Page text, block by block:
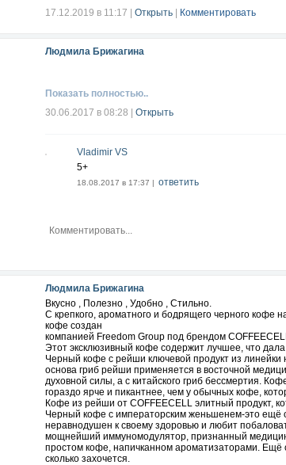
12. Кто пьет, тот не знает о вреде вина кто не пьет,
14. Красивые цветы хороших плодов не приносят.
16. Когда есть любовь, язвы от оспы так же красивы,
19. Если проблему можно решить, то не стоит о ней
20. Когда рисуешь ветвь, нужно слышать дыхание
22. Сделай всё, что сможешь, а в остальном
25. Победа достаётся тому, кто вытерпит на
26. Бывает, что лист тонет, а камень плывёт.
27. В улыбающееся лицо стрелу не пускают.
28. Холодный чай и холодный рис терпимы, но
29. В десять лет чудо, в двадцать гений, а после
30. Подумав решайся, а решившись не думай.
31. Спросить стыдно на минуту, а не знать стыд на
32. Совершенная ваза никогда не выходила из рук
17.12.2019 в 11:17
Открыть Комментировать
Людмила Брижагина
Показать полностью..
30.06.2017 в 08:28
Открыть
Vladimir VS
5+
18.08.2017 в 17:37 | ответить
Людмила Брижагина
Вкусно , Полезно , Удобно , Стильно.
С крепкого, ароматного и бодрящего черного
кофе создан
компанией Freedom Group под брендом
Этот эксклюзивный кофе содержит лучшее, что
Черный кофе с рейши ключевой продукт из
основа гриб рейши применяется в восточной
духовной силы, а с китайского гриб бессмертия.
гораздо ярче и пикантнее, чем у обычных кофе,
Кофе из рейши от COFFEECELL элитный продукт,
Черный кофе с императорским женьшенем-это ещё
неравнодушен к своему здоровью и любит
мощнейший иммуномодулятор, признанный
простом кофе, напичканном ароматизаторами. Ещё
сколько захочется.